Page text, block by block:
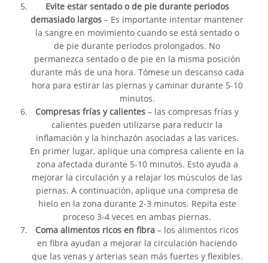
Evite estar sentado o de pie durante periodos
demasiado largos – Es importante intentar mantener
la sangre en movimiento cuando se está sentado o
de pie durante periodos prolongados. No
permanezca sentado o de pie en la misma posición
durante más de una hora. Tómese un descanso cada
hora para estirar las piernas y caminar durante 5-10
minutos.
Compresas frías y calientes – las compresas frías y
calientes pueden utilizarse para reducir la
inflamación y la hinchazón asociadas a las varices.
En primer lugar, aplique una compresa caliente en la
zona afectada durante 5-10 minutos. Esto ayuda a
mejorar la circulación y a relajar los músculos de las
piernas. A continuación, aplique una compresa de
hielo en la zona durante 2-3 minutos. Repita este
proceso 3-4 veces en ambas piernas.
Coma alimentos ricos en fibra – los alimentos ricos
en fibra ayudan a mejorar la circulación haciendo
que las venas y arterias sean más fuertes y flexibles.